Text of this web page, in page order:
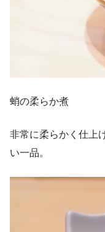
蛸の柔らか煮
非常に柔らかく仕上
い一品。